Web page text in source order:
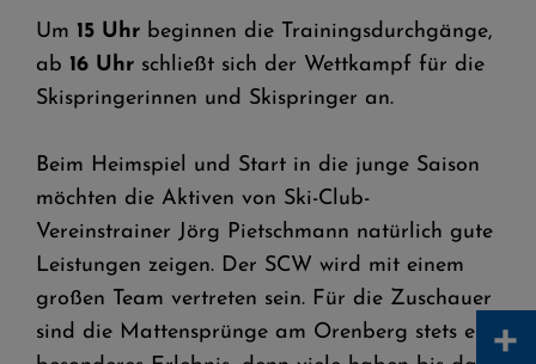
Um 15 Uhr beginnen die Trainingsdurchgänge,
ab 16 Uhr schließt sich der Wettkampf für die
Skispringerinnen und Skispringer an.
Beim Heimspiel und Start in die junge Saison
möchten die Aktiven von Ski-Club-
Vereinstrainer Jörg Pietschmann natürlich gute
Leistungen zeigen. Der SCW wird mit einem
großen Team vertreten sein. Für die Zuschauer
sind die Mattensprünge am Orenberg stets ein +